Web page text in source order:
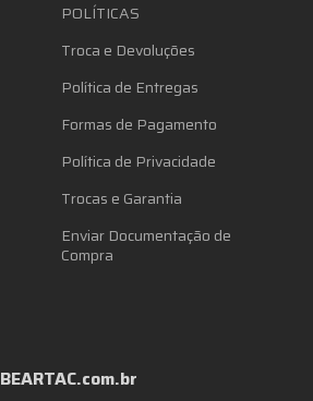
POLÍTICAS
Troca e Devoluções
Política de Entregas
Formas de Pagamento
Política de Privacidade
Trocas e Garantia
Enviar Documentação de
Compra
BEARTAC.com.br